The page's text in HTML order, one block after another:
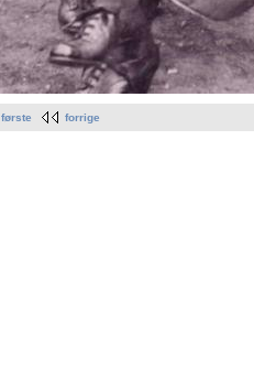
første forrige